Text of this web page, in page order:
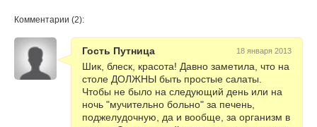
Комментарии (2):
Гость Путница 18 января 2013
Шик, блеск, красота! Давно заметила, что на
столе ДОЛЖНЫ быть простые салаты.
Чтобы не было на следующий день или на
ночь "мучительно больно" за печень,
поджелудочную, да и вообще, за организм в